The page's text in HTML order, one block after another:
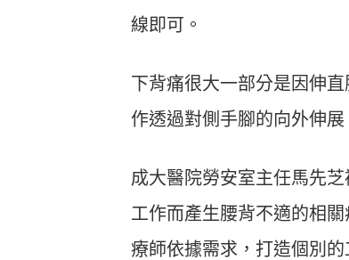
線即可。
下背痛很大一部分是因伸
作透過對側手腳的向外伸
成大醫院勞安室主任馬先
工作而產生腰背不適的相
療師依據需求，打造個別的